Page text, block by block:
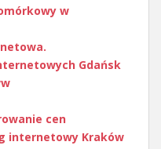
w
Gdańsk
cen
internetowy Kraków